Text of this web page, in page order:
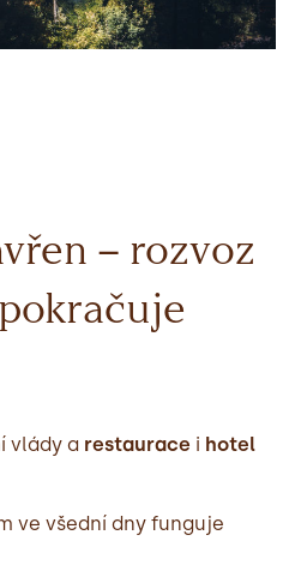
– rozvoz
vlády a restaurace i hotel
ve všední dny funguje